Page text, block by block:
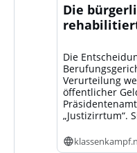
Die
Die
Verurteilung
öffentlicher
„Justizirrtum“.